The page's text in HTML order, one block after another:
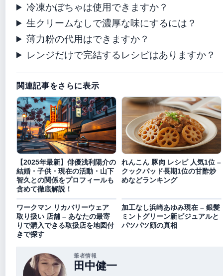
冷凍かぼちゃは使用できますか？
生クリームなしで濃厚な味にするには？
薄力粉の代用はできますか？
レンジだけで完結するレシピはありますか？
関連記事をさらに表示
【2025年最新】俳優浅利陽介の
結婚・子供・現在の活動・山下
智久との関係をプロフィールも
含めて徹底解説！
れんこん 豚肉 レシピ 人気1位 –
クックパッド長期1位の甘酢炒
めなどランキング
ワークマン リカバリーウェア
取り扱い 店舗 – あなたの最寄
りで購入できる取扱店を地図付
きで探す
加工なし浜崎あゆみ現在 – 銀髪
ミントグリーン新ビジュアルと
パツパツ顔の真相
筆者情報
田中健一